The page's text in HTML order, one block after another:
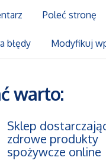
Narzędzia
Metalowy
Przeprowadzki
Transport
Poleć stronę
błędy Modyfikuj
warto:
Sklep
zdrowe produkty
spożywcze online